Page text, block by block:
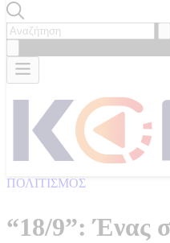
ΠΟΛΙΤΙΣΜΟΣ
“18/9”: Ένας